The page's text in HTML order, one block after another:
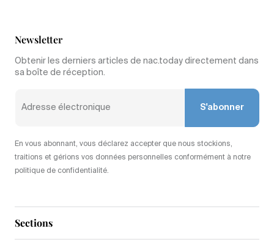
Sections
Newsletter
Obtenir les derniers articles de nac.today directement dans
sa boîte de réception.
S'abonner
En vous abonnant, vous déclarez accepter que nous stockions,
traitions et gérions vos données personnelles conformément à notre
politique de confidentialité.